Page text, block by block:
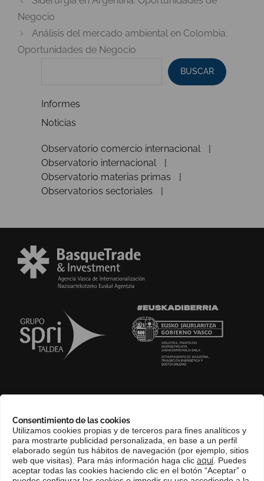
Consentimiento de las cookies
Utilizamos cookies propias y de terceros para fines analíticos y
para mostrarte publicidad personalizada, en base a un perfil
elaborado según tus hábitos de navegación (por ejemplo, sitios
web que visitas). Para más información haga clic aquí . Puedes
aceptar todas las cookies haciendo clic en el botón “Aceptar” o
Negocio
Análisis del mercado ambiental en Colombia.
Oportunidades de Negocio
BUSCAR
Informes
Noticias
Observatorio comercio internacional
Observatorio internacional
Observatorio materias primas
Observatorios sectoriales
COMPLIANCE CHANNEL
CONTACTO
EUSKERA
PERFIL DEL CONTRATANTE